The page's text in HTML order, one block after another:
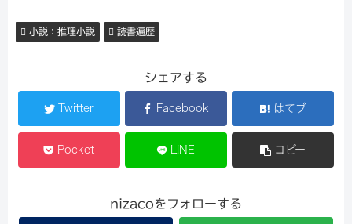
小説：推理小説 読書遍歴
シェアする
Twitter Facebook はてブ
Pocket LINE コピー
nizacoをフォローする